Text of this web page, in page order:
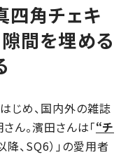
角チェキ
間を埋める
じめ、国内外の雑誌
ん。濱田さんは「“チ
降、SQ6）」の愛用者